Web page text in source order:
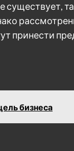
принести
бизнеса